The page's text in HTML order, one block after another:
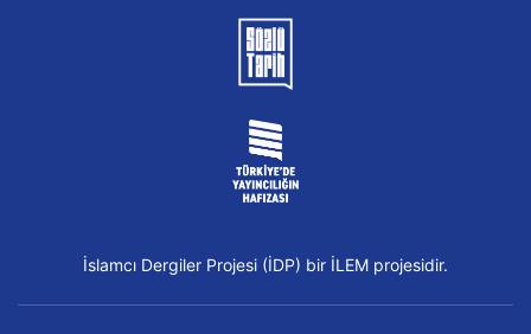
İslamcı Dergiler Projesi (İDP) bir İLEM projesidir.